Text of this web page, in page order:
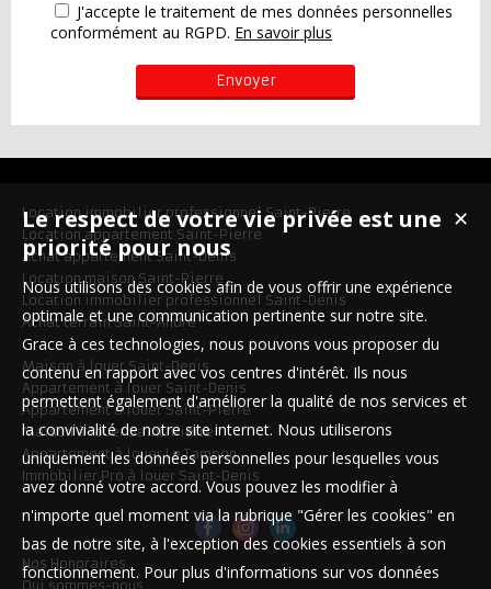
J'accepte le traitement de mes données personnelles
conformément au RGPD. En savoir plus
Location immobilier professionnel Saint-Pierre
Location appartement Saint-Pierre
Achat appartement Saint-Denis
Location maison Saint-Pierre
Location immobilier professionnel Saint-Denis
Achat terrain Saint-André
Maison à louer Saint-Denis
Appartement à louer Saint-Denis
Appartement à louer Saint-Pierre
Maison à louer Saint-Pierre
Appartement à louer Le Tampon
Immobilier Pro à louer Saint-Denis
Nos Honoraires
Qui sommes-nous
✕
Le respect de votre vie privée est une
priorité pour nous
Nous utilisons des cookies afin de vous offrir une expérience
optimale et une communication pertinente sur notre site.
Grace à ces technologies, nous pouvons vous proposer du
contenu en rapport avec vos centres d'intérêt. Ils nous
permettent également d'améliorer la qualité de nos services et
la convivialité de notre site internet. Nous utiliserons
uniquement les données personnelles pour lesquelles vous
avez donné votre accord. Vous pouvez les modifier à
n'importe quel moment via la rubrique "Gérer les cookies" en
bas de notre site, à l'exception des cookies essentiels à son
fonctionnement. Pour plus d'informations sur vos données